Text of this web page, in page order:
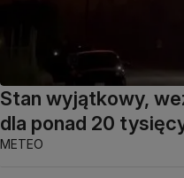
Stan wyjątkowy,
dla ponad 20
METEO